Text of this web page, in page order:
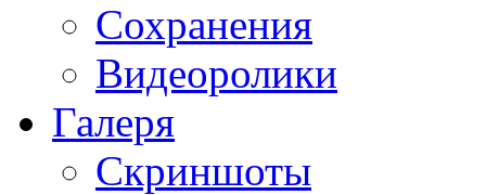
Сохранения
Видеоролики
Галеря
Скриншоты